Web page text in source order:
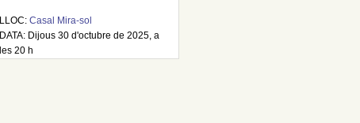
LLOC: Casal Mira-sol
DATA: Dijous 30 d'octubre de 2025, a
les 20 h